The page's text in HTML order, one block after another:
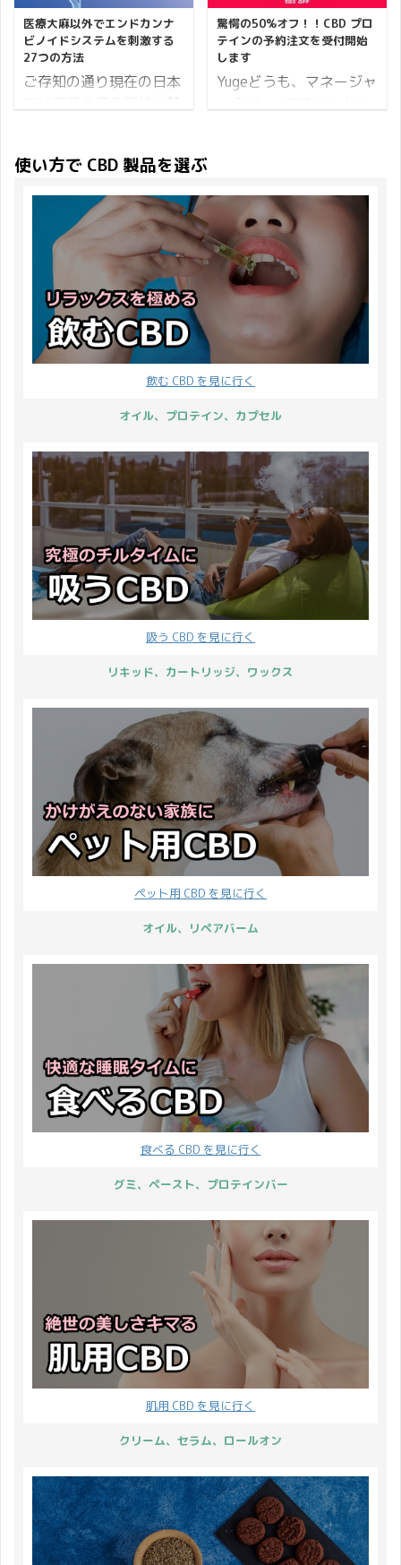
きたいです♪ 新年度・新
CBD生活キャンペーン
2022 でお得にチャレ
ンジ。 楽しく新 ...
店となりますが、今回の
キャンペーンで獲得した
ショップポイン ...
ートリッジ 単品とセット
全商品 となります♪ この
キャンペーンは5月限定
です！ それでは詳細をお
イプが、単品もセットも
となります♪ 2本以上お
買い物するだけでお得で
す。 割引率 2点で
10%OFF！3点以上で
15%OFF！ ≫ ...
倍 必ずもらえるプレゼン
ト レビューポイント
30% バック それでは
SUMMER キャンペーン
期間内でのご注文が対象
となります。 続いてポイ
ントについて。 ポイント
11倍 小計に対して 11 ...
医療大麻以外でエンドカンナ
ビノイドシステムを刺激する
27つの方法
ご存知の通り現在の日本
ド・カンナビノイド・シ
びカンナビノイドの補給
は、私達に大きな恩恵を
もたらすことも様々な研
究により明るみになって
きています。 そこでこの
記事では「医療大麻」の
摂取以外に、エンド・カ
ンナビノイド・システム
を刺激する方法を紹介し
カンナビノイドシステム
を刺激するメリット まず
はエンドカンナビノイド
システムを刺激するメリ
ットを説明します。 大麻
植物に含まれるカンナビ
ノイドは私達の体 ...
驚愕の50%オフ！！CBD プロ
テインの予約注文を受付開始
します
Yugeどうも、マネージャ
に待っていたので僕はま
とめて8袋ほど購入する
予定です。 なぜなら半額
で買えるから ↯ 2,480円
→ 1,240円！！ CBD プ
ロテインが半額で購入で
きる衝撃のクーポンコー
ドは最下部に記載してい
ます。 ではまず予約注文
CBD プロテインの予約注
文ページ CBDMANiA
CBD プロテイン／グリー
ス Greeus CBD PROT ...
使い方で CBD 製品を選ぶ
飲む CBD を見に行く
オイル、プロテイン、カプセル
吸う CBD を見に行く
リキッド、カートリッジ、ワックス
ペット用 CBD を見に行く
オイル、リペアバーム
食べる CBD を見に行く
グミ、ペースト、プロテインバー
肌用 CBD を見に行く
クリーム、セラム、ロールオン